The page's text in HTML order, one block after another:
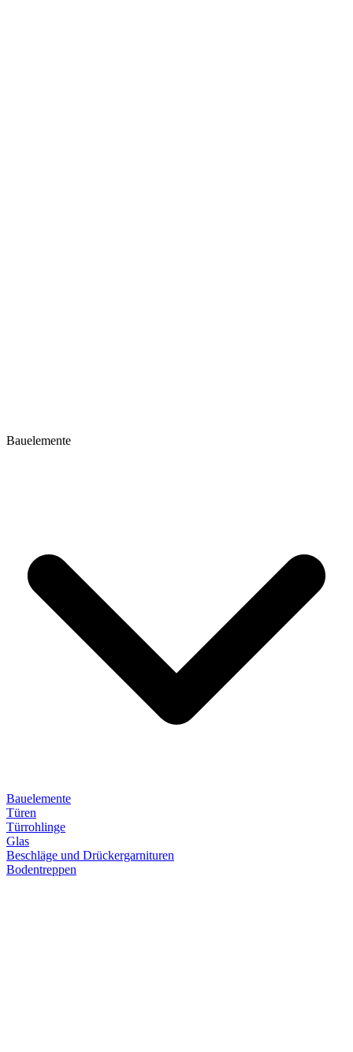
Bauelemente
Bauelemente
Türen
Türrohlinge
Glas
Beschläge und Drückergarnituren
Bodentreppen